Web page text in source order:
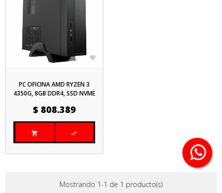

PC OFICINA AMD RYZEN 3
4350G, 8GB DDR4, SSD NVME
PLACA DE RED WIFI DOBLE
BANDA
Precio
$ 808.389
 
Mostrando 1-1 de 1 producto(s)